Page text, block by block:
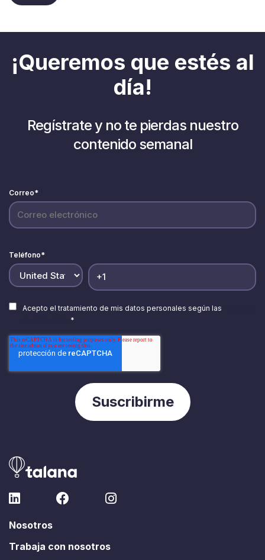
¡Queremos que estés al
día!
Regístrate y no te pierdas nuestro
contenido semanal
Correo*
Teléfono*
Acepto el tratamiento de mis datos personales según las
*
Nosotros
Trabaja con nosotros